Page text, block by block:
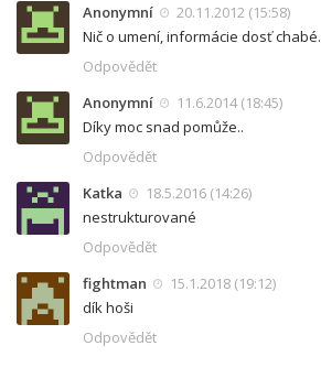
Anonymní
20.11.2012 (15:58)
Nič o umení, informácie dosť chabé.
Odpovědět
Anonymní
11.6.2014 (18:45)
Díky moc snad pomůže..
Odpovědět
Katka
18.5.2016 (14:26)
nestrukturované
Odpovědět
fightman
15.1.2018 (19:12)
dík hoši
Odpovědět